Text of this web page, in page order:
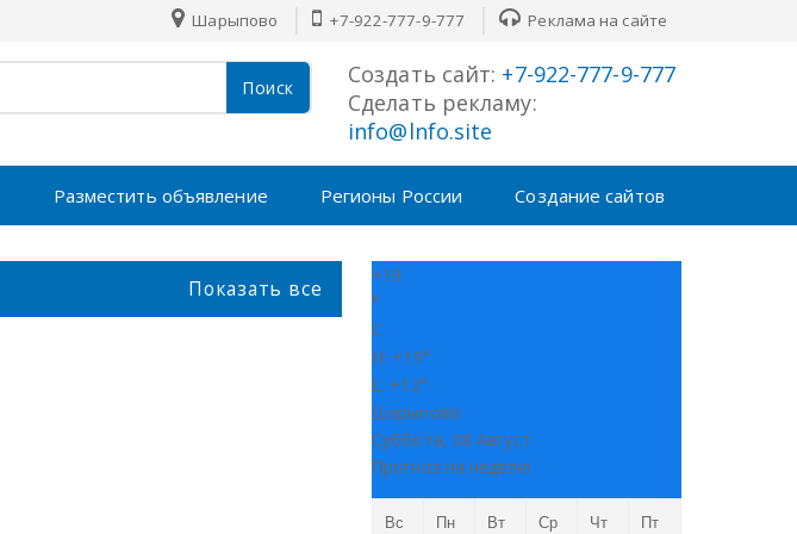
Шарыпово +7-922-777-9-777 Реклама на сайте
Поиск Создать сайт: +7-922-777-9-777
Сделать рекламу:
info@lnfo.site
Разместить объявление Регионы России Создание сайтов
Показать все
+19
°
C
H: +19°
L: +12°
Шарыпово
Суббота, 08 Август
Прогноз на неделю
Вс Пн Вт Ср Чт Пт